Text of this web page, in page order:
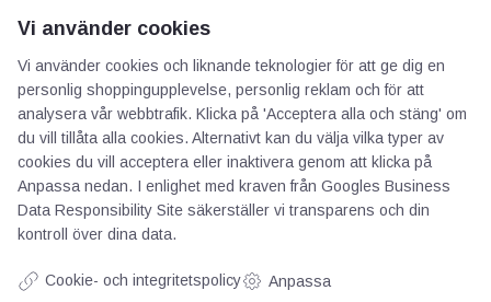
AOTI
Vi använder cookies
Vi använder cookies och liknande teknologier för att ge dig en
personlig shoppingupplevelse, personlig reklam och för att
analysera vår webbtrafik. Klicka på 'Acceptera alla och stäng' om
du vill tillåta alla cookies. Alternativt kan du välja vilka typer av
cookies du vill acceptera eller inaktivera genom att klicka på
Anpassa nedan. I enlighet med kraven från Googles Business
Data Responsibility Site säkerställer vi transparens och din
kontroll över dina data.
Cookie- och integritetspolicy Anpassa